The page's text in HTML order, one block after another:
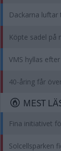
Dackarna
Köpte sadel på
VMS hyllas
40-åring får
MEST
Fina initiativet
Solcellsparken